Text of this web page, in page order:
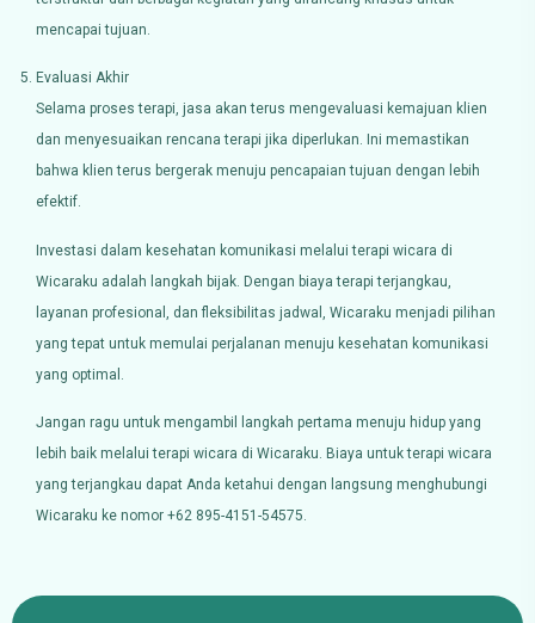
mencapai tujuan.
Evaluasi Akhir
Selama proses terapi, jasa akan terus mengevaluasi kemajuan klien
dan menyesuaikan rencana terapi jika diperlukan. Ini memastikan
bahwa klien terus bergerak menuju pencapaian tujuan dengan lebih
efektif.
Investasi dalam kesehatan komunikasi melalui terapi wicara di
Wicaraku adalah langkah bijak. Dengan biaya terapi terjangkau,
layanan profesional, dan fleksibilitas jadwal, Wicaraku menjadi pilihan
yang tepat untuk memulai perjalanan menuju kesehatan komunikasi
yang optimal.
Jangan ragu untuk mengambil langkah pertama menuju hidup yang
lebih baik melalui terapi wicara di Wicaraku. Biaya untuk terapi wicara
yang terjangkau dapat Anda ketahui dengan langsung menghubungi
Wicaraku ke nomor +62 895-4151-54575.